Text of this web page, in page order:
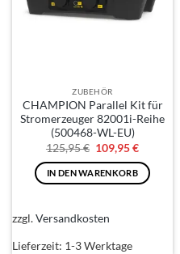
ZUBEHÖR
CHAMPION Parallel Kit für
Stromerzeuger 82001i-Reihe
(500468-WL-EU)
125,95€ Ursprünglicher
Preis
war:
125,95 €
109,95€Aktueller
ist:
109,95 €.
IN DEN WARENKORB
zzgl.Versandkosten
Lieferzeit: 1-3 Werktage